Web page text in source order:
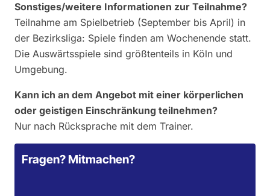
Sonstiges/weitere Informationen zur Teilnahme?
Teilnahme am Spielbetrieb (September bis April) in
der Bezirksliga: Spiele finden am Wochenende statt.
Die Auswärtsspiele sind größtenteils in Köln und
Umgebung.
Kann ich an dem Angebot mit einer körperlichen
oder geistigen Einschränkung teilnehmen?
Nur nach Rücksprache mit dem Trainer.
Fragen? Mitmachen?